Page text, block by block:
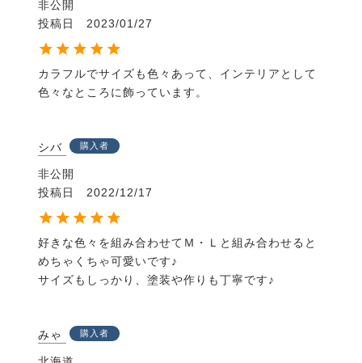
非公開
投稿日
2023/01/27
カラフルでサイズも色々あって、インテリアとして
色々なところに飾っています。
シバ 購入者
非公開
投稿日
2022/12/17
好きな色々を組み合わせてＭ・Ｌと組み合わせると
めちゃくちゃ可愛いです♪
サイズもしっかり、塗装や作りも丁寧です♪
みゃ 購入者